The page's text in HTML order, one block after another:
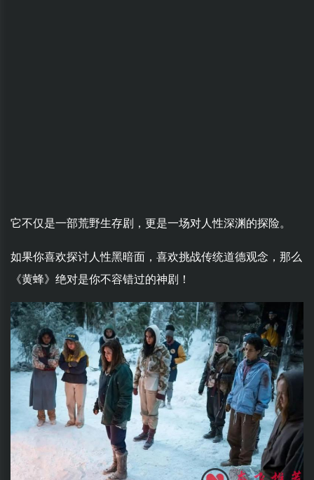
它不仅是一部荒野生存剧，更是一场对人性深渊的探险。
如果你喜欢探讨人性黑暗面，喜欢挑战传统道德观念，那么
《黄蜂》绝对是你不容错过的神剧！